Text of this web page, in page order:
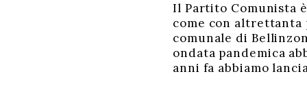
Il Partito Comunista
come con
comunale di
ondata pandemica
anni fa abbiamo